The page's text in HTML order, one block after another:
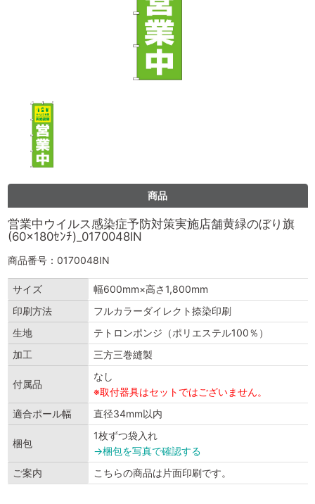
商品
営業中ウイルス感染症予防対策実施店舗黄緑のぼり旗
(60×180ｾﾝﾁ)_0170048IN
商品番号：0170048IN
サイズ
幅600mm×高さ1,800mm
印刷方法
フルカラーダイレクト捺染印刷
生地
テトロンポンジ（ポリエステル100％）
加工
三方三巻縫製
付属品
なし
※取付器具はセットではございません。
適合ポール幅
直径34mm以内
梱包
1枚ずつ袋入れ
→梱包を写真で確認する
ご案内
こちらの商品は片面印刷です。